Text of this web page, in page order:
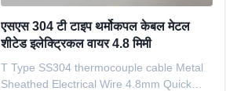
एसएस 304 टी टाइप थर्मोकपल केबल मेटल
शीटेड इलेक्ट्रिकल वायर 4.8 मिमी
T Type SS304 thermocouple cable Metal
Sheathed Electrical Wire 4.8mm Quick